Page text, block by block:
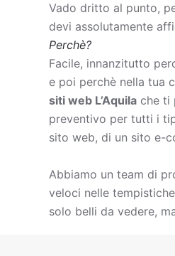
Vado dritto al punto,
devi assolutamente
Perchè?
Facile, innanzitutto
e poi perchè nella tua
siti web L’Aquila che ti
preventivo per tutti i
sito web, di un sito e-
Abbiamo un team di
veloci nelle
solo belli da vedere,